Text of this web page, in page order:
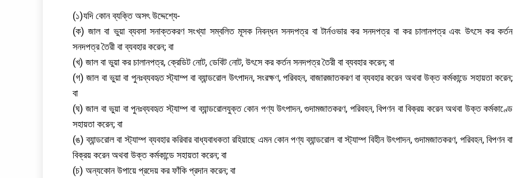
(১)যদি কোন ব্যক্তি অসৎ উদ্দেশ্যে-
(ক) জাল বা ভুয়া ব্যবসা সনাক্তকরণ সংখ্যা সম্বলিত মূসক নিবন্ধন সনদপত্র বা টার্নওভার কর সনদপত্র বা কর চালানপত্র এবং উৎসে কর কর্তন
সনদপত্র তৈরী বা ব্যবহার করেন; বা
(খ) জাল বা ভুয়া কর চালানপত্র, ক্রেডিট নোট, ডেবিট নোট, উৎসে কর কর্তন সনদপত্র তৈরী বা ব্যবহার করেন; বা
(গ) জাল বা ভুয়া বা পুনঃব্যবহৃত স্ট্যাম্প বা ব্যান্ডরোল উৎপাদন, সংরক্ষণ, পরিবহন, বাজারজাতকরণ বা ব্যবহার করেন অথবা উক্ত কর্মকান্ডে সহায়তা করেন;
বা
(ঘ) জাল বা ভুয়া বা পুনঃব্যবহৃত স্ট্যাম্প বা ব্যান্ডরোলযুক্ত কোন পণ্য উৎপাদন, গুদামজাতকরণ, পরিবহন, বিপণন বা বিক্রয় করেন অথবা উক্ত কর্মকাণ্ডে
সহায়তা করেন; বা
(ঙ) ব্যান্ডরোল বা স্ট্যাম্প ব্যবহার করিবার বাধ্যবাধকতা রহিয়াছে এমন কোন পণ্য ব্যান্ডরোল বা স্ট্যাম্প বিহীন উৎপাদন, গুদামজাতকরণ, পরিবহন, বিপণন বা
বিক্রয় করেন অথবা উক্ত কর্মকান্ডে সহায়তা করেন; বা
(চ) অন্যকোন উপায়ে প্রদেয় কর ফাঁকি প্রদান করেন; বা